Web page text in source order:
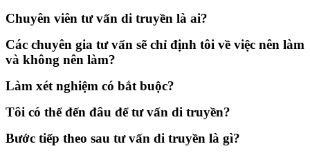
Chuyên viên tư vấn di truyền là ai?
Các chuyên gia tư vấn sẽ chỉ định tôi về việc nên làm
và không nên làm?
Làm xét nghiệm có bắt buộc?
Tôi có thể đến đâu để tư vấn di truyền?
Bước tiếp theo sau tư vấn di truyền là gì?